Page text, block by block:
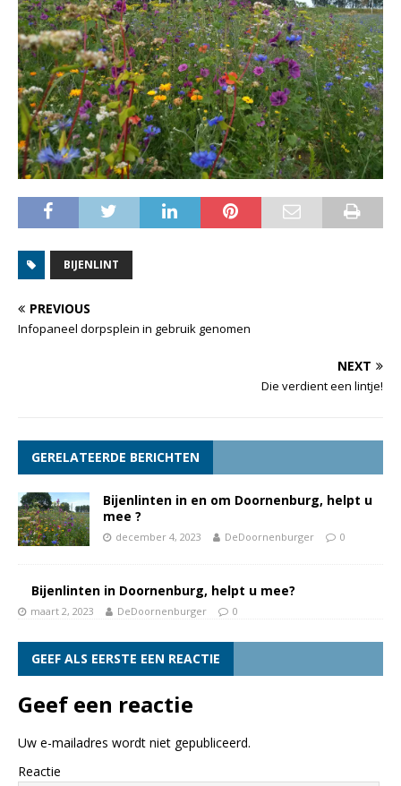
BIJENLINT
PREVIOUS
Infopaneel dorpsplein in gebruik genomen
NEXT
Die verdient een lintje!
GERELATEERDE BERICHTEN
Bijenlinten in en om Doornenburg, helpt u
mee ?
december 4, 2023 DeDoornenburger 0
Bijenlinten in Doornenburg, helpt u mee?
maart 2, 2023 DeDoornenburger 0
GEEF ALS EERSTE EEN REACTIE
Geef een reactie
Uw e-mailadres wordt niet gepubliceerd.
Reactie